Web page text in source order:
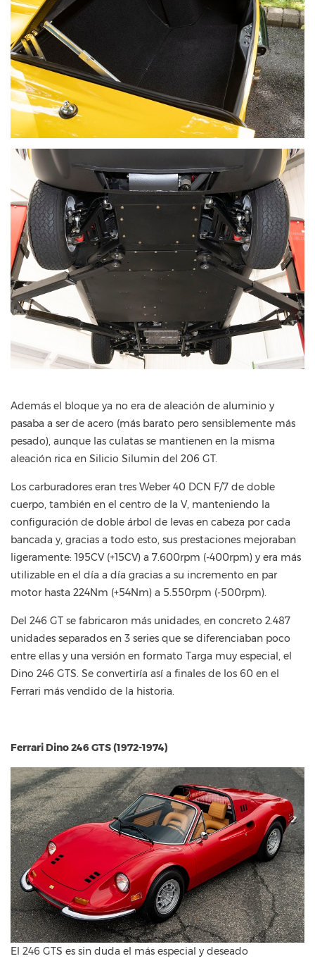
Además el bloque ya no era de aleación de aluminio y
pasaba a ser de acero (más barato pero sensiblemente más
pesado), aunque las culatas se mantienen en la misma
aleación rica en Silicio Silumin del 206 GT.
Los carburadores eran tres Weber 40 DCN F/7 de doble
cuerpo, también en el centro de la V, manteniendo la
configuración de doble árbol de levas en cabeza por cada
bancada y, gracias a todo esto, sus prestaciones mejoraban
ligeramente: 195CV (+15CV) a 7.600rpm (-400rpm) y era más
utilizable en el día a día gracias a su incremento en par
motor hasta 224Nm (+54Nm) a 5.550rpm (-500rpm).
Del 246 GT se fabricaron más unidades, en concreto 2.487
unidades separados en 3 series que se diferenciaban poco
entre ellas y una versión en formato Targa muy especial, el
Dino 246 GTS. Se convertiría así a finales de los 60 en el
Ferrari más vendido de la historia.
Ferrari Dino 246 GTS (1972-1974)
El 246 GTS es sin duda el más especial y deseado